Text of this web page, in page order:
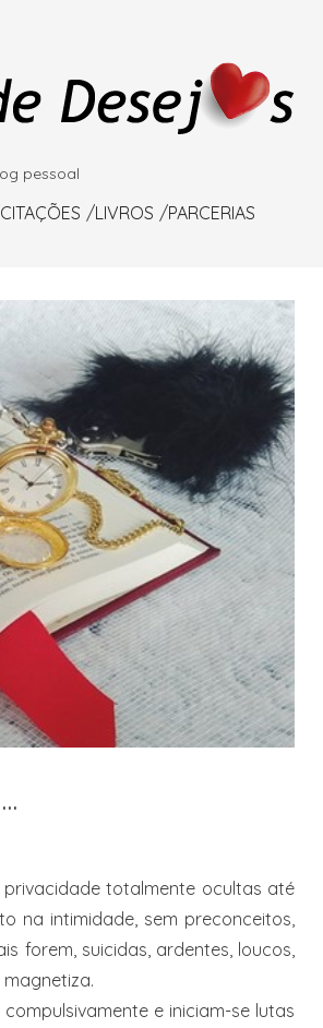
pessoal
CITAÇÕES LIVROS PARCERIAS
totalmente ocultas até
na intimidade, sem preconceitos,
forem, suicidas, ardentes, loucos,
e iniciam-se lutas